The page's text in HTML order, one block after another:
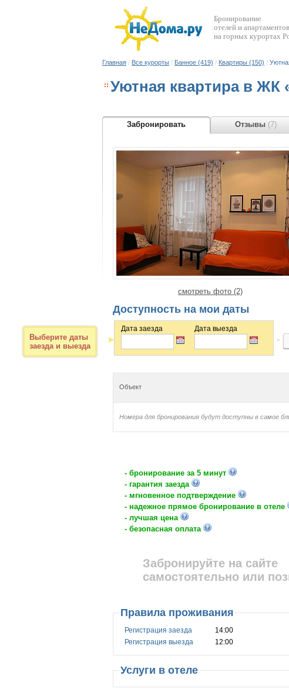
Бронирование
отелей и апартаментов
на горных курортах
Главная / Все курорты / Банное (419) / Квартиры (150) /
Уютная квартира в ЖК
Забронировать Отзывы (7)
смотреть фото (2)
Доступность на мои даты
Выберите даты
заезда и выезда
Дата заезда Дата выезда
>
Объект
Номера для бронирования будут доступны в самое
- бронирование за 5 минут
- гарантия заезда
- мгновенное подтверждение
- надежное прямое бронирование в отеле
- лучшая цена
- безопасная оплата
Забронируйте на сайте
самостоятельно или
Правила проживания
Регистрация заезда
14:00
Регистрация выезда
12:00
Услуги в отеле